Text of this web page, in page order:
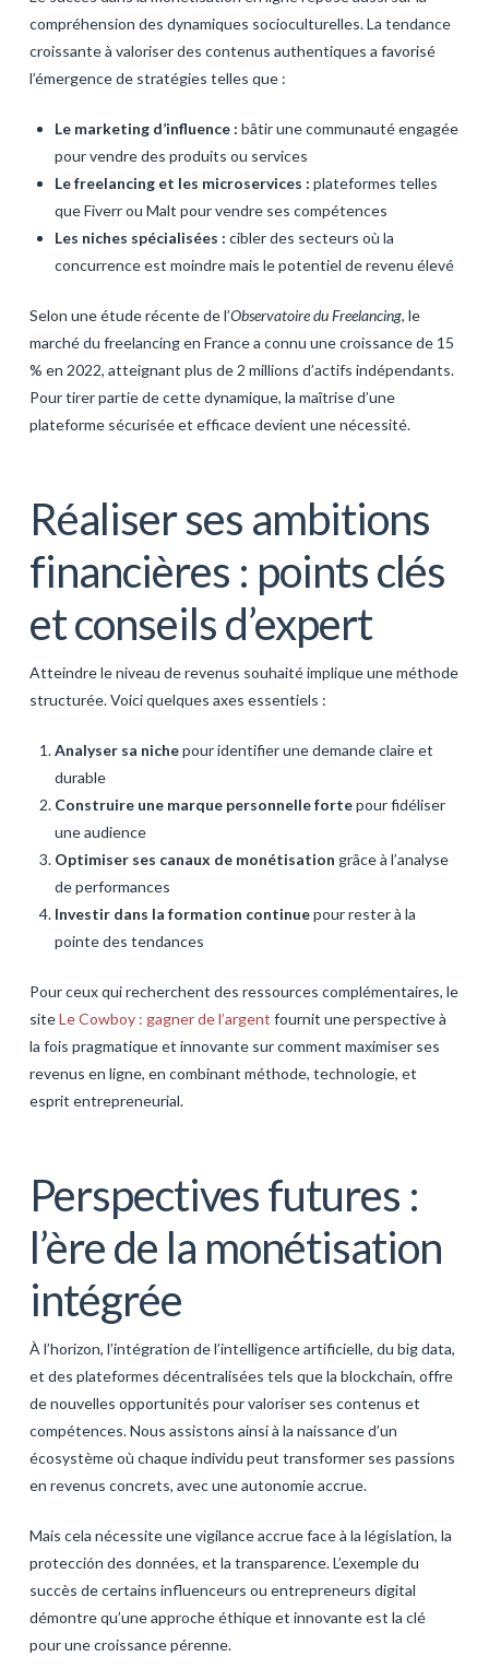
compréhension des dynamiques socioculturelles. La tendance
croissante à valoriser des contenus authentiques a favorisé
l’émergence de stratégies telles que :
Le marketing d’influence : bâtir une communauté engagée
pour vendre des produits ou services
Le freelancing et les microservices : plateformes telles
que Fiverr ou Malt pour vendre ses compétences
Les niches spécialisées : cibler des secteurs où la
concurrence est moindre mais le potentiel de revenu élevé
Selon une étude récente de l’Observatoire du Freelancing, le
marché du freelancing en France a connu une croissance de 15
% en 2022, atteignant plus de 2 millions d’actifs indépendants.
Pour tirer partie de cette dynamique, la maîtrise d’une
plateforme sécurisée et efficace devient une nécessité.
Réaliser ses ambitions
financières : points clés
et conseils d’expert
Atteindre le niveau de revenus souhaité implique une méthode
structurée. Voici quelques axes essentiels :
Analyser sa nichepour identifier une demande claire et
durable
Construire une marque personnelle fortepour fidéliser
une audience
Optimiser ses canaux de monétisation grâce à l’analyse
de performances
Investir dans la formation continuepour rester à la
pointe des tendances
Pour ceux qui recherchent des ressources complémentaires, le
siteLe Cowboy : gagner de l’argent fournit une perspective à
la fois pragmatique et innovante sur comment maximiser ses
revenus en ligne, en combinant méthode, technologie, et
esprit entrepreneurial.
Perspectives futures :
l’ère de la monétisation
intégrée
À l’horizon, l’intégration de l’intelligence artificielle, du big data,
et des plateformes décentralisées tels que la blockchain, offre
de nouvelles opportunités pour valoriser ses contenus et
compétences. Nous assistons ainsi à la naissance d’un
écosystème où chaque individu peut transformer ses passions
en revenus concrets, avec une autonomie accrue.
Mais cela nécessite une vigilance accrue face à la législation, la
protección des données, et la transparence. L’exemple du
succès de certains influenceurs ou entrepreneurs digital
démontre qu’une approche éthique et innovante est la clé
pour une croissance pérenne.